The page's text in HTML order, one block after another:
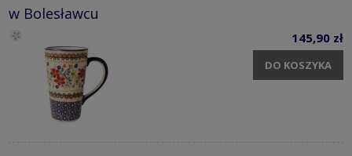
w Bolesławcu
145,90 zł
DO KOSZYKA